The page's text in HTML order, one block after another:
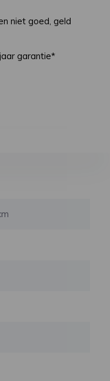
niet goed, geld
garantie*